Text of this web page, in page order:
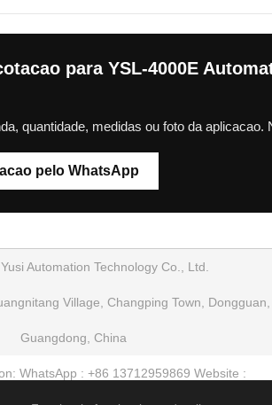
para YSL-4000E
quantidade, medidas ou foto da
pelo WhatsApp
Automation Technology Co., Ltd.
Village, Changping Town, Dongguan,
Guangdong, China
WhatsApp : +86 13712959869 Website :